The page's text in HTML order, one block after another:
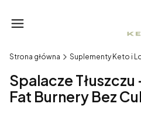
Strona główna Suplementy Keto i
Spalacze
Fat Burnery Bez